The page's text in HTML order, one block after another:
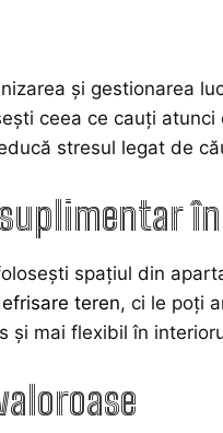
și gestionarea
ceea ce cauți
stresul legat de
spațiul din
teren, ci le poți
și mai flexibil în